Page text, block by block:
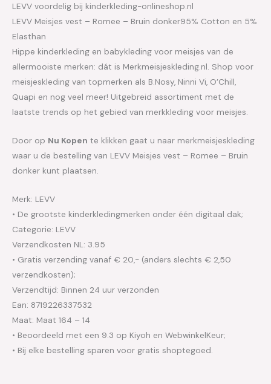
LEVV voordelig bij kinderkleding-onlineshop.nl
LEVV Meisjes vest – Romee – Bruin donker95% Cotton en 5%
Elasthan
Hippe kinderkleding en babykleding voor meisjes van de
allermooiste merken: dát is Merkmeisjeskleding.nl. Shop voor
meisjeskleding van topmerken als B.Nosy, Ninni Vi, O’Chill,
Quapi en nog veel meer! Uitgebreid assortiment met de
laatste trends op het gebied van merkkleding voor meisjes.
Door op Nu Kopen te klikken gaat u naar merkmeisjeskleding
waar u de bestelling van LEVV Meisjes vest – Romee – Bruin
donker kunt plaatsen.
Merk: LEVV
• De grootste kinderkledingmerken onder één digitaal dak;
Categorie: LEVV
Verzendkosten NL: 3.95
• Gratis verzending vanaf € 20,- (anders slechts € 2,50
verzendkosten);
Verzendtijd: Binnen 24 uur verzonden
Ean: 8719226337532
Maat: Maat 164 – 14
• Beoordeeld met een 9.3 op Kiyoh en WebwinkelKeur;
• Bij elke bestelling sparen voor gratis shoptegoed.